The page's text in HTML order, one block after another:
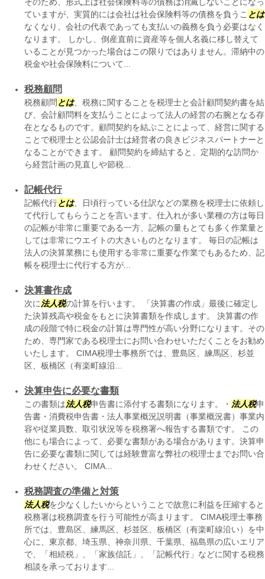
ていますが、実質的には会社は社会保険料等の債務を負うこ とは
なくなり、会社の代表であっても支払いの義務を負う必要はなく
なります。 しかし、倒産直前に資産等を個人名義に移し替えて
いることが見つかった場合はこの限りではありません。滞納中の
税金や社会保険料について...
税務顧問
税務顧問 とは、税務に関することを税理士と会計顧問契約書を結
び、会計顧問料を支払うことによって法人の経営の右腕となる存
在となるものです。顧問契約を結ぶことによって、経営に関する
ことで税理士と公認会計士は経営者の良きビジネスパートナーと
なることができます。 顧問契約を締結すると、定期的な訪問か
ら経営計画の見直しや節税...
記帳代行
記帳代行とは、日頃行っている仕訳などの業務を税理士に依頼し
て代行してもらうことを言います。仕入れが多い業種の方は毎日
の記帳が非常に重要である一方、記帳の量もとても多く作業量と
しては非常にウエイトの大きいものとなります。 毎日の記帳は
法人の決算業務にも使用する非常に重要な作業でもあるため、記
帳を税理士に代行する方が...
決算書作成
次に 法人税の計算を行います。 「決算書の作成」最後に確定し
た決算残高や税金をもとに決算書類を作成します。 決算書の作
成の段階で特に税金の計算は専門性が高い分野になります。その
ため、専門家である税理士にお問い合わせいただくことをお勧め
いたします。 CIMA税理士事務所では、豊島区、練馬区、杉並
区、板橋区（有楽町線沿...
決算申告に必要な書類
この書類は法人税申告書に添付する書類になります。・ 法人税申
告書・消費税申告書・法人事業概況説明書（事業概況書）事業内
容や従業員数、取引状況等を税務署へ報告する書類です。 この
他にも場合によって、必要な書類がある場合があります。決算申
告に必要な書類に関しては経験豊富な弊社の税理士までお問い合
わせください。 CIMA...
税務調査の準備と対策
法人税を少なくしたいからということで故意に利益を圧縮すると
税務署は税務調査を行う可能性が高まります。 CIMA税理士事務
所では、豊島区、練馬区、杉並区、板橋区（有楽町線沿い）を中
心に、東京都、埼玉県、神奈川県、千葉県、福島県の広いエリア
で、「相続税」、「家族信託」、「記帳代行」などに関する税務
相談を承っております...